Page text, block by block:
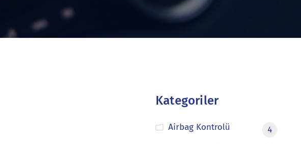
Kategoriler
Airbag Kontrolü
4